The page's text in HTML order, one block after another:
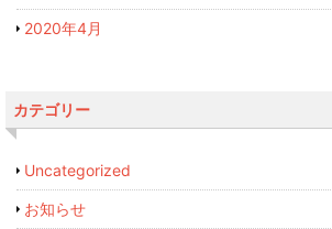
2020年4月
カテゴリー
Uncategorized
お知らせ